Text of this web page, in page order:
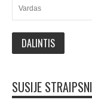
SUSIJE